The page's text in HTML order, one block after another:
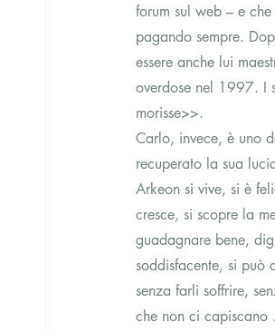
forum sul web – e
pagando sempre.
essere anche lui
overdose nel 1997. I
morisse>>.
Carlo, invece, è uno
recuperato la sua
Arkeon si vive, si è
cresce, si scopre la
guadagnare bene,
soddisfacente, si può
senza farli soffrire,
che non ci capiscano